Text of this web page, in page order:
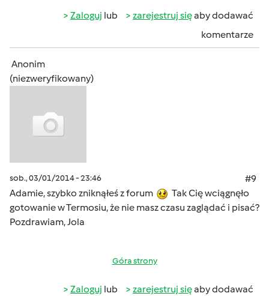
Zaloguj lub zarejestruj sięaby dodawać
komentarze
Anonim
(niezweryfikowany)
sob., 03/01/2014 - 23:46
#9
Adamie, szybko zniknąłeś z forum
Tak Cię wciągnęło
gotowanie w Termosiu, że nie masz czasu zaglądać i pisać?
Pozdrawiam, Jola
Góra strony
Zaloguj lub zarejestruj sięaby dodawać